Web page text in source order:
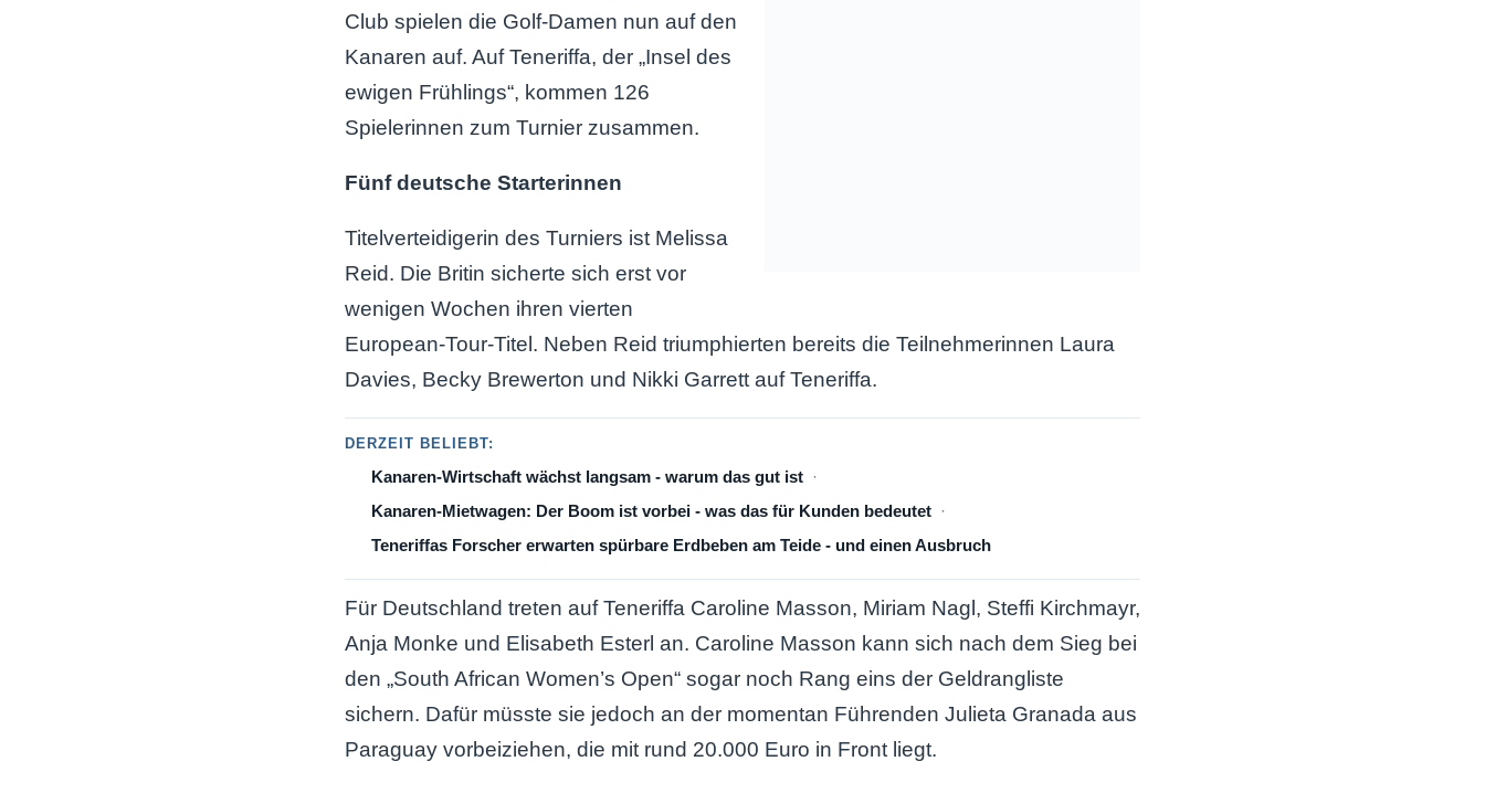
Club spielen die Golf-Damen nun auf den
Kanaren auf. Auf Teneriffa, der „Insel des
ewigen Frühlings“, kommen 126
Spielerinnen zum Turnier zusammen.
Fünf deutsche Starterinnen
Titelverteidigerin des Turniers ist Melissa
Reid. Die Britin sicherte sich erst vor
wenigen Wochen ihren vierten
European-Tour-Titel. Neben Reid triumphierten bereits die Teilnehmerinnen Laura
Davies, Becky Brewerton und Nikki Garrett auf Teneriffa.
DERZEIT BELIEBT:
Kanaren-Wirtschaft wächst langsam - warum das gut ist
Kanaren-Mietwagen: Der Boom ist vorbei - was das für Kunden bedeutet
Teneriffas Forscher erwarten spürbare Erdbeben am Teide - und einen Ausbruch
Für Deutschland treten auf Teneriffa Caroline Masson, Miriam Nagl, Steffi Kirchmayr,
Anja Monke und Elisabeth Esterl an. Caroline Masson kann sich nach dem Sieg bei
den „South African Women’s Open“ sogar noch Rang eins der Geldrangliste
sichern. Dafür müsste sie jedoch an der momentan Führenden Julieta Granada aus
Paraguay vorbeiziehen, die mit rund 20.000 Euro in Front liegt.